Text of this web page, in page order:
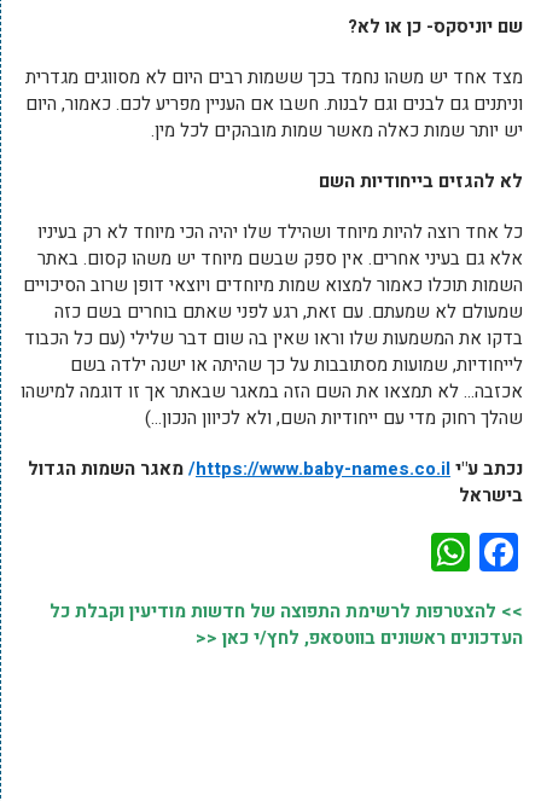
שם יוניסקס- כן או לא?
מצד אחד יש משהו נחמד בכך ששמות רבים היום לא מסווגים מגדרית
וניתנים גם לבנים וגם לבנות. חשבו אם העניין מפריע לכם. כאמור, היום
יש יותר שמות כאלה מאשר שמות מובהקים לכל מין.
לא להגזים בייחודיות השם
כל אחד רוצה להיות מיוחד ושהילד שלו יהיה הכי מיוחד לא רק בעיניו
אלא גם בעיני אחרים. אין ספק שבשם מיוחד יש משהו קסום. באתר
השמות תוכלו כאמור למצוא שמות מיוחדים ויוצאי דופן שרוב הסיכויים
שמעולם לא שמעתם. עם זאת, רגע לפני שאתם בוחרים בשם כזה
בדקו את המשמעות שלו וראו שאין בה שום דבר שלילי (עם כל הכבוד
לייחודיות, שמועות מסתובבות על כך שהיתה או ישנה ילדה בשם
אכזבה… לא תמצאו את השם הזה במאגר שבאתר אך זו דוגמה למישהו
שהלך רחוק מדי עם ייחודיות השם, ולא לכיוון הנכון…)
נכתב ע"יhttps://www.baby-names.co.il
/מאגר השמות הגדול
בישראל
Facebook
>> להצטרפות לרשימת התפוצה של חדשות מודיעין וקבלת כל
העדכונים ראשונים בווטסאפ, לחץ/י כאן <<